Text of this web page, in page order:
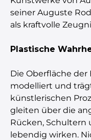
seiner Auguste
als kraftvolle
Plastische
Die Oberfläche
modelliert und
künstlerischen
gleiten über die
Rücken, Schultern
lebendig wirken.